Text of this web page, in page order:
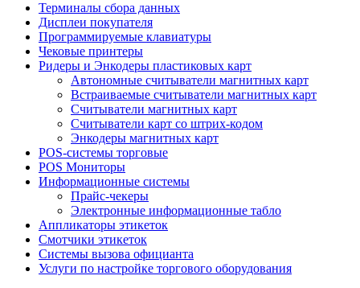
Терминалы сбора данных
Дисплеи покупателя
Программируемые клавиатуры
Чековые принтеры
Ридеры и Энкодеры пластиковых карт
Автономные считыватели магнитных карт
Встраиваемые считыватели магнитных карт
Считыватели магнитных карт
Считыватели карт со штрих-кодом
Энкодеры магнитных карт
POS-системы торговые
POS Мониторы
Информационные системы
Прайс-чекеры
Электронные информационные табло
Аппликаторы этикеток
Смотчики этикеток
Системы вызова официанта
Услуги по настройке торгового оборудования